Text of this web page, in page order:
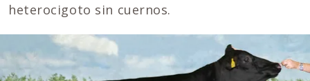
heterocigoto sin cuernos.